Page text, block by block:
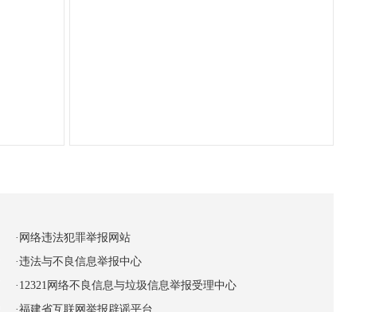
·网络违法犯罪举报网站
·违法与不良信息举报中心
·12321网络不良信息与垃圾信息举报受理中心
·福建省互联网举报辟谣平台